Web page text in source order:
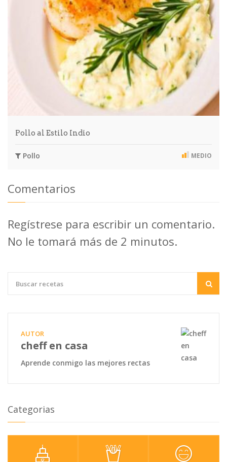
Pollo al Estilo Indio
Pollo MEDIO
Comentarios
Regístrese para escribir un comentario.
No le tomará más de 2 minutos.
AUTOR
cheff en casa
Aprende conmigo las mejores rectas
Categorias